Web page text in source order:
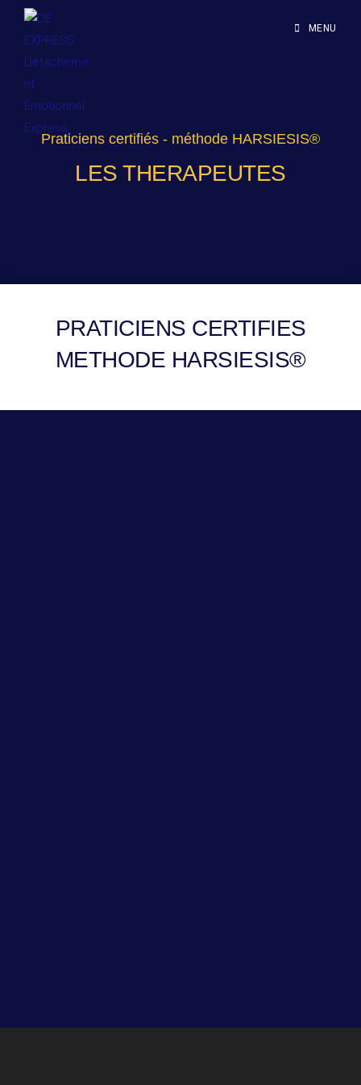
MENU
Praticiens certifiés - méthode HARSIESIS®
LES THERAPEUTES
PRATICIENS CERTIFIES
METHODE HARSIESIS®